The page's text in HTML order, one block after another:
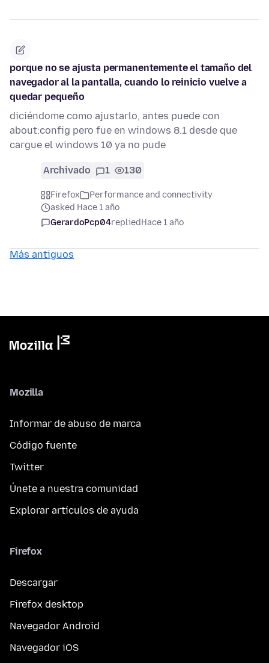
porque no se ajusta permanentemente el tamaño del
navegador al la pantalla, cuando lo reinicio vuelve a
quedar pequeño
diciéndome como ajustarlo, antes puede con
about:config pero fue en windows 8.1 desde que
cargue el windows 10 ya no pude
Archivado 1 130
Firefox
Performance and connectivity
asked Hace 1 año
GerardoPcp04repliedHace 1 año
Más antiguos
Mozilla
Informar de abuso de marca
Código fuente
Twitter
Únete a nuestra comunidad
Explorar artículos de ayuda
Firefox
Descargar
Firefox desktop
Navegador Android
Navegador iOS